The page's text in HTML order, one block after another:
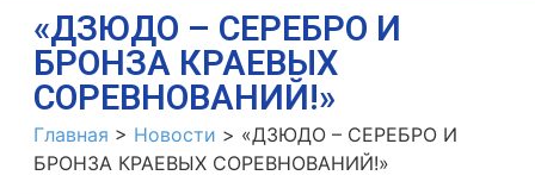
«ДЗЮДО – СЕРЕБРО И
БРОНЗА КРАЕВЫХ
СОРЕВНОВАНИЙ!»
Главная > Новости > «ДЗЮДО – СЕРЕБРО И
БРОНЗА КРАЕВЫХ СОРЕВНОВАНИЙ!»